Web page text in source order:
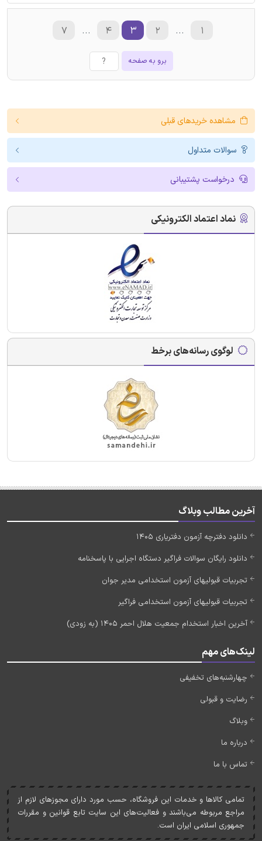
برو به صفحه
۱ ... ۲ ۳ ۴ ... ۷
مشاهده خریدهای قبلی
سوالات متداول
درخواست پشتیبانی
نماد اعتماد الکترونیکی
لوگوی رسانه‌های برخط
آخرین مطالب وبلاگ
دانلود دفترچه آزمون دفتریاری 1405
دانلود رایگان سوالات فراگیر دستگاه اجرایی با پاسخنامه
تجربیات قبولیهای آزمون استخدامی مدیر جوان
تجربیات قبولیهای آزمون استخدامی فراگیر
آخرین اخبار استخدام جمعیت هلال احمر 1405 (به زودی)
لینک‌های مهم
چهارشنبه‌های تخفیفی
رضایت و قبولی
وبلاگ
درباره ما
تماس با ما
تمامی کالاها و خدمات اين فروشگاه، حسب مورد دارای مجوزهای لازم از
مراجع مربوطه می‌باشند و فعاليت‌های اين سايت تابع قوانين و مقررات
جمهوری اسلامی ايران است.